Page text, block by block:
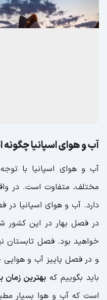
آب و هوای اسپانیا
آب و هوای اسپانیا با
مختلف، متفاوت است. در
دارد. آب و هوای اسپانیا
در فصل بهار در این
خواهید بود. فصل تابستان
و در فصل پاییز آب و هوایی
باید بگوییم که بهترین زمان
است که آب و هوا بسیار